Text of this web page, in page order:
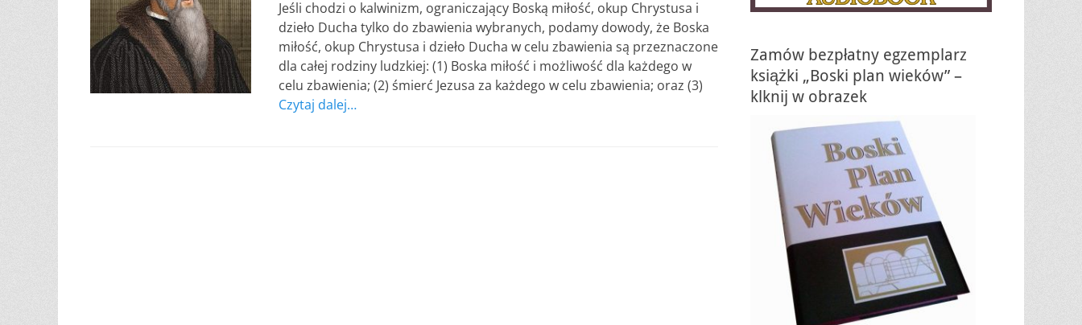
Jeśli chodzi o kalwinizm, ograniczający Boską miłość, okup Chrystusa i
dzieło Ducha tylko do zbawienia wybranych, podamy dowody, że Boska
miłość, okup Chrystusa i dzieło Ducha w celu zbawienia są przeznaczone
dla całej rodziny ludzkiej: (1) Boska miłość i możliwość dla każdego w
celu zbawienia; (2) śmierć Jezusa za każdego w celu zbawienia; oraz (3)
Czytaj dalej…
Zamów bezpłatny egzemplarz
książki „Boski plan wieków” –
klknij w obrazek